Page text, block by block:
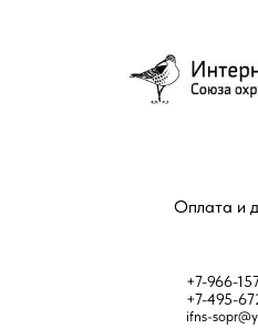
Оплата и
+7-966-
+7-495-
ifns-